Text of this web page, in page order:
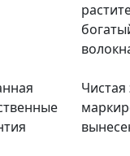
Чистая